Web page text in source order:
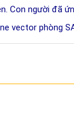
Con người đã
vector phòng